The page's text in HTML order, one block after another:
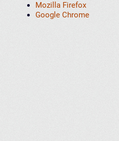
Mozilla Firefox
Google Chrome